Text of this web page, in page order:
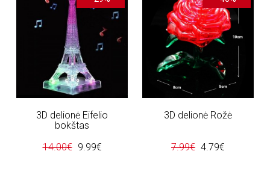
3D delionė Eifelio
bokštas
14.00€ 9.99€
3D delionė Rožė
7.99€ 4.79€